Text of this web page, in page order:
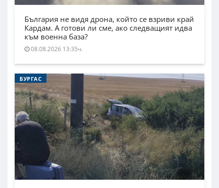
България не видя дрона, който се взриви край
Кардам. А готови ли сме, ако следващият идва
към военна база?
08.08.2026 13:35ч.
БУРГАС